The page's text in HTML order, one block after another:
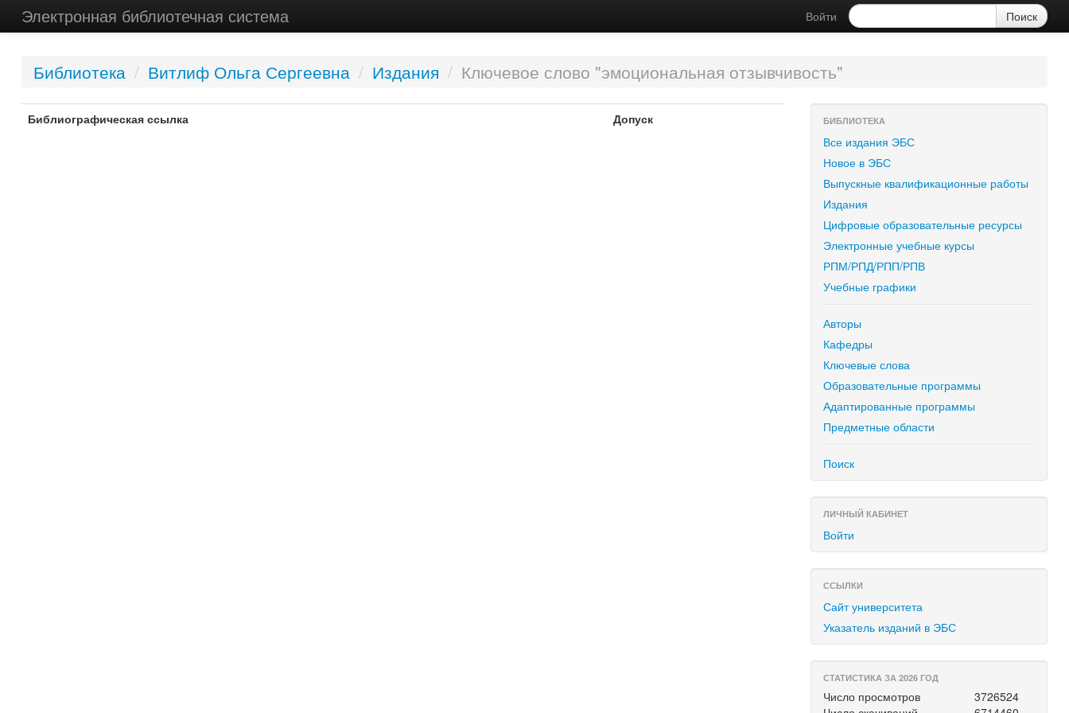
Электронная библиотечная система Войти
Библиотека / Витлиф Ольга Сергеевна / Издания / Ключевое слово "эмоциональная отзывчивость"
Библиографическая ссылка Допуск БИБЛИОТЕКА
Все издания ЭБС
Новое в ЭБС
Выпускные квалификационные работы
Издания
Цифровые образовательные ресурсы
Электронные учебные курсы
РПМ/РПД/РПП/РПВ
Учебные графики
Авторы
Кафедры
Ключевые слова
Образовательные программы
Адаптированные программы
Предметные области
Поиск
ЛИЧНЫЙ КАБИНЕТ
Войти
ССЫЛКИ
Сайт университета
Указатель изданий в ЭБС
СТАТИСТИКА ЗА 2026 ГОД
Число просмотров
3726524